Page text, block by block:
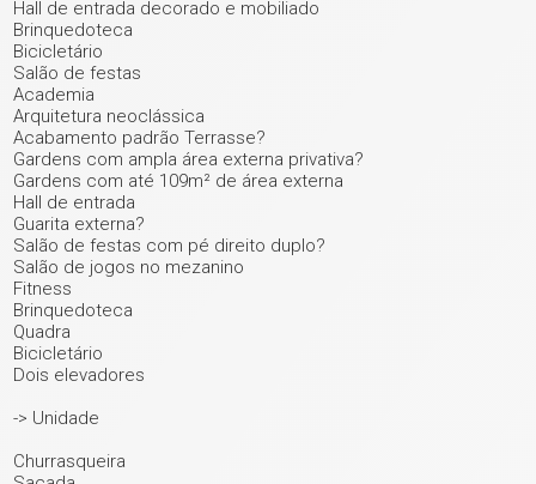
Hall de entrada decorado e mobiliado
Brinquedoteca
Bicicletário
Salão de festas
Academia
Arquitetura neoclássica
Acabamento padrão Terrasse?
Gardens com ampla área externa privativa?
Gardens com até 109m² de área externa
Hall de entrada
Guarita externa?
Salão de festas com pé direito duplo?
Salão de jogos no mezanino
Fitness
Brinquedoteca
Quadra
Bicicletário
Dois elevadores
-> Unidade
Churrasqueira